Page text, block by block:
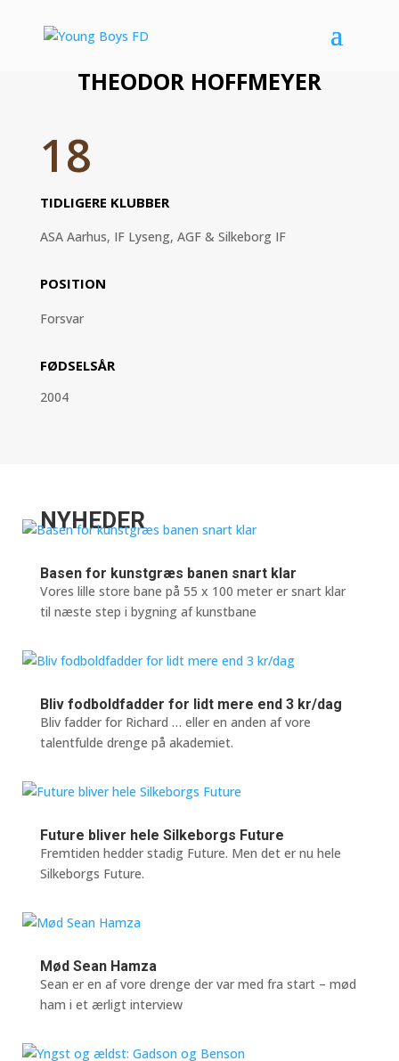
THEODOR HOFFMEYER
18
TIDLIGERE KLUBBER
ASA Aarhus, IF Lyseng, AGF & Silkeborg IF
POSITION
Forsvar
FØDSELSÅR
2004
NYHEDER
Basen for kunstgræs banen snart klar
Vores lille store bane på 55 x 100 meter er snart klar
til næste step i bygning af kunstbane
Bliv fodboldfadder for lidt mere end 3 kr/dag
Bliv fadder for Richard … eller en anden af vore
talentfulde drenge på akademiet.
Future bliver hele Silkeborgs Future
Fremtiden hedder stadig Future. Men det er nu hele
Silkeborgs Future.
Mød Sean Hamza
Sean er en af vore drenge der var med fra start – mød
ham i et ærligt interview